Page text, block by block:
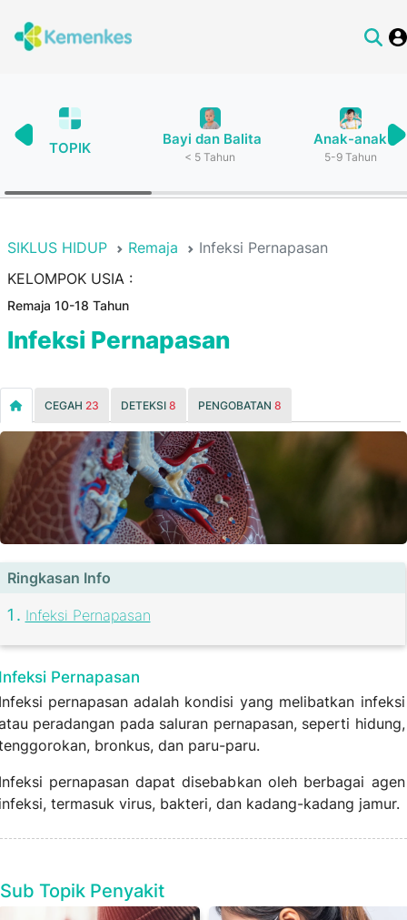
TOPIK
Bayi dan Balita
< 5 Tahun
Anak-anak
5-9 Tahun
SIKLUS HIDUP Remaja
Infeksi Pernapasan
KELOMPOK USIA :
Remaja 10-18 Tahun
Infeksi Pernapasan
CEGAH 23 DETEKSI 8 PENGOBATAN 8
Ringkasan Info
Infeksi Pernapasan
Pernapasan
pernapasan adalah kondisi yang melibatkan infeksi
peradangan pada saluran pernapasan, seperti hidung,
bronkus, dan paru-paru.
pernapasan dapat disebabkan oleh berbagai agen
termasuk virus, bakteri, dan kadang-kadang jamur.
Sub Topik Penyakit